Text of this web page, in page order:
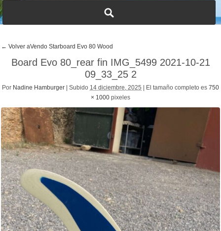
← Volver aVendo Starboard Evo 80 Wood
Board Evo 80_rear fin IMG_5499 2021-10-21
09_33_25 2
Por Nadine Hamburger Subido 14 diciembre, 2025 El tamaño completo es 750
× 1000 pixeles